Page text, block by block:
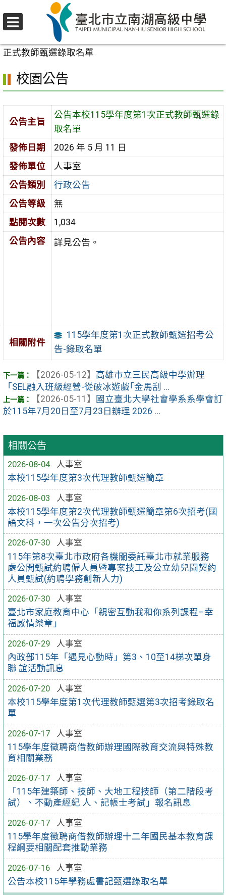
至
要
區
校園公告
正式教師甄選錄取名單
相關公告
2026-08-04
人事室
本校115學年度第3次代理教師甄選簡章
2026-08-03
人事室
本校115學年度第2次代理教師甄選簡章第6次招考(國
語文科，一次公告分次招考)
2026-07-30
人事室
115年第8次臺北市政府各機關委託臺北市就業服務
處公開甄試約聘僱人員暨專案技工及公立幼兒園契約
人員甄試(約聘學務創新人力)
2026-07-30
人事室
臺北市家庭教育中心「親密互動我和你系列課程–幸
福感情樂章」
2026-07-29
人事室
內政部115年「遇見心動時」第3、10至14梯次單身
聯 誼活動訊息
2026-07-20
人事室
本校115學年度第1次代理教師甄選第3次招考錄取名
單
2026-07-17
人事室
115學年度徵聘商借教師辦理國際教育交流與特殊教
育相關業務
2026-07-17
人事室
「115年建築師、技師、大地工程技師（第二階段考
試）、不動產經紀 人、記帳士考試」報名訊息
2026-07-17
人事室
115學年度徵聘商借教師辦理十二年國民基本教育課
程綱要相關配套推動業務
2026-07-16
人事室
公告本校115年學務處書記甄選錄取名單
校園公告
公告主旨
公告本校115學年度第1次正式教師甄選錄
取名單
發佈日期
2026 年 5 月 11 日
發佈單位
人事室
公告類別
行政公告
公告等級
無
點閱次數
1,034
公告內容
詳見公告。
相關附件
115學年度第1次正式教師甄選招考公
告-錄取名單
【2026-05-12】 高雄市立三民高級中學辦理
「SEL融入班級經營-從破冰遊戲｢金馬刮 ...
【2026-05-11】
國立臺北大學社會學系系學會訂
於115年7月20日至7月23日辦理 2026 ...
選
單